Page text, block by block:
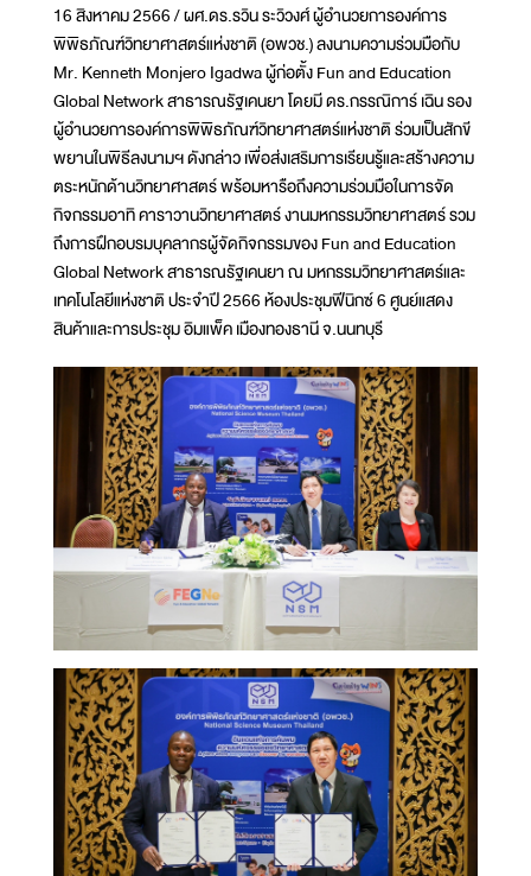
16 สิงหาคม 2566 / ผศ.ดร.รวิน ระวิวงศ์ ผู้อำนวยการองค์การ
พิพิธภัณฑ์วิทยาศาสตร์แห่งชาติ (อพวช.) ลงนามความร่วมมือกับ
Mr. Kenneth Monjero Igadwa ผู้ก่อตั้ง Fun and Education
Global Network สาธารณรัฐเคนยา โดยมี ดร.กรรณิการ์ เฉิน รอง
ผู้อำนวยการองค์การพิพิธภัณฑ์วิทยาศาสตร์แห่งชาติ ร่วมเป็นสักขี
พยานในพิธีลงนามฯ ดังกล่าว เพื่อส่งเสริมการเรียนรู้และสร้างความ
ตระหนักด้านวิทยาศาสตร์ พร้อมหารือถึงความร่วมมือในการจัด
กิจกรรมอาทิ คาราวานวิทยาศาสตร์ งานมหกรรมวิทยาศาสตร์ รวม
ถึงการฝึกอบรมบุคลากรผู้จัดกิจกรรมของ Fun and Education
Global Network สาธารณรัฐเคนยา ณ มหกรรมวิทยาศาสตร์และ
เทคโนโลยีแห่งชาติ ประจำปี 2566 ห้องประชุมฟีนิกซ์ 6 ศูนย์แสดง
สินค้าและการประชุม อิมแพ็ค เมืองทองธานี จ.นนทบุรี